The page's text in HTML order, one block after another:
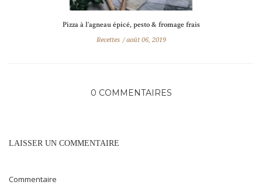
Pizza à l’agneau épicé, pesto & fromage frais
Recettes août 06, 2019
0 COMMENTAIRES
LAISSER UN COMMENTAIRE
Commentaire